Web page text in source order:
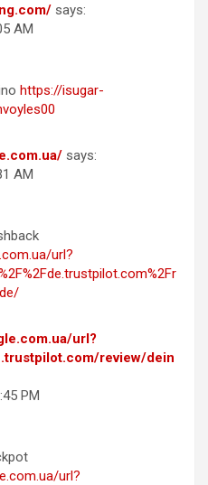
says:
AM
https://isugar-
says:
AM
url?
url?
review/dein
PM
url?